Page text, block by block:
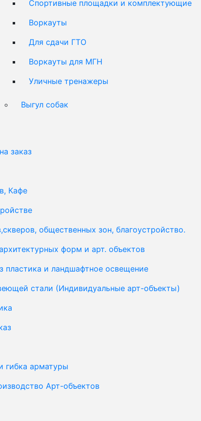
Спортивные площадки и комплектующие
Воркауты
Для сдачи ГТО
Воркауты для МГН
Уличные тренажеры
Выгул собак
заказ
Кафе
общественных зон, благоустройство.
форм и арт. объектов
пластика и ландшафтное освещение
стали (Индивидуальные арт-объекты)
гибка арматуры
Арт-объектов